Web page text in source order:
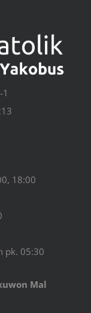
18:00
pk. 05:30
Mal